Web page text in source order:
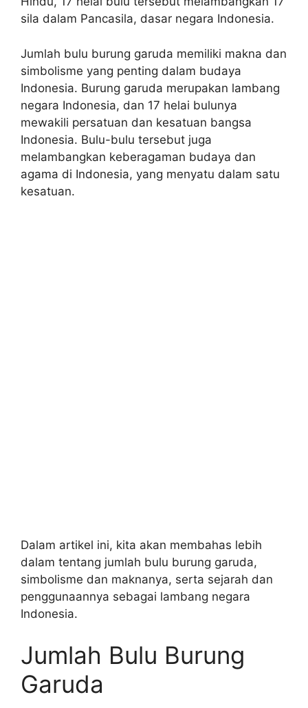
sila dalam Pancasila, dasar negara Indonesia.
Jumlah bulu burung garuda memiliki makna dan
simbolisme yang penting dalam budaya
Indonesia. Burung garuda merupakan lambang
negara Indonesia, dan 17 helai bulunya
mewakili persatuan dan kesatuan bangsa
Indonesia. Bulu-bulu tersebut juga
melambangkan keberagaman budaya dan
agama di Indonesia, yang menyatu dalam satu
kesatuan.
Dalam artikel ini, kita akan membahas lebih
dalam tentang jumlah bulu burung garuda,
simbolisme dan maknanya, serta sejarah dan
penggunaannya sebagai lambang negara
Indonesia.
Jumlah Bulu Burung
Garuda